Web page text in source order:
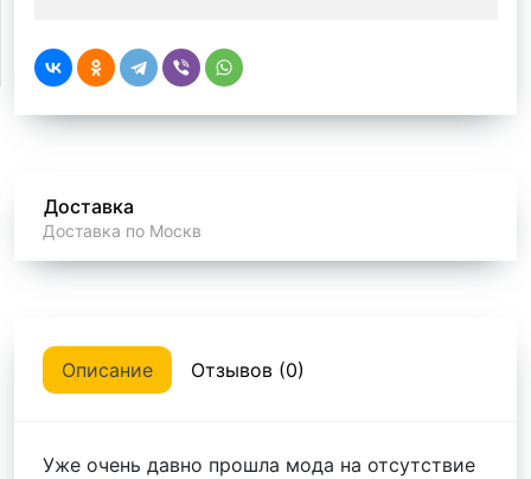
Доставка
Доставка по Москв
Описание Отзывов (0)
Уже очень давно прошла мода на отсутствие